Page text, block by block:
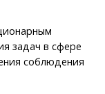
задач в сфере
соблюдения